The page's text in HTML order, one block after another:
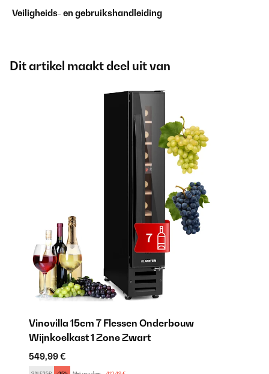
Veiligheids- en gebruikshandleiding
Dit artikel maakt deel uit van
Vinovilla 15cm 7 Flessen Onderbouw
Wijnkoelkast 1 Zone Zwart
549,99 €